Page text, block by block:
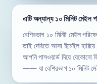
এটি অন্যান্য ১০ মিনিট মেইল
বেশিরভাগ ১০ মিনিট মেইল
তাই দেরিতে আসা ইমেইল
আপনি পাসওয়ার্ড দিয়ে
—— যা বেশিরভাগ ১০ মিনিট